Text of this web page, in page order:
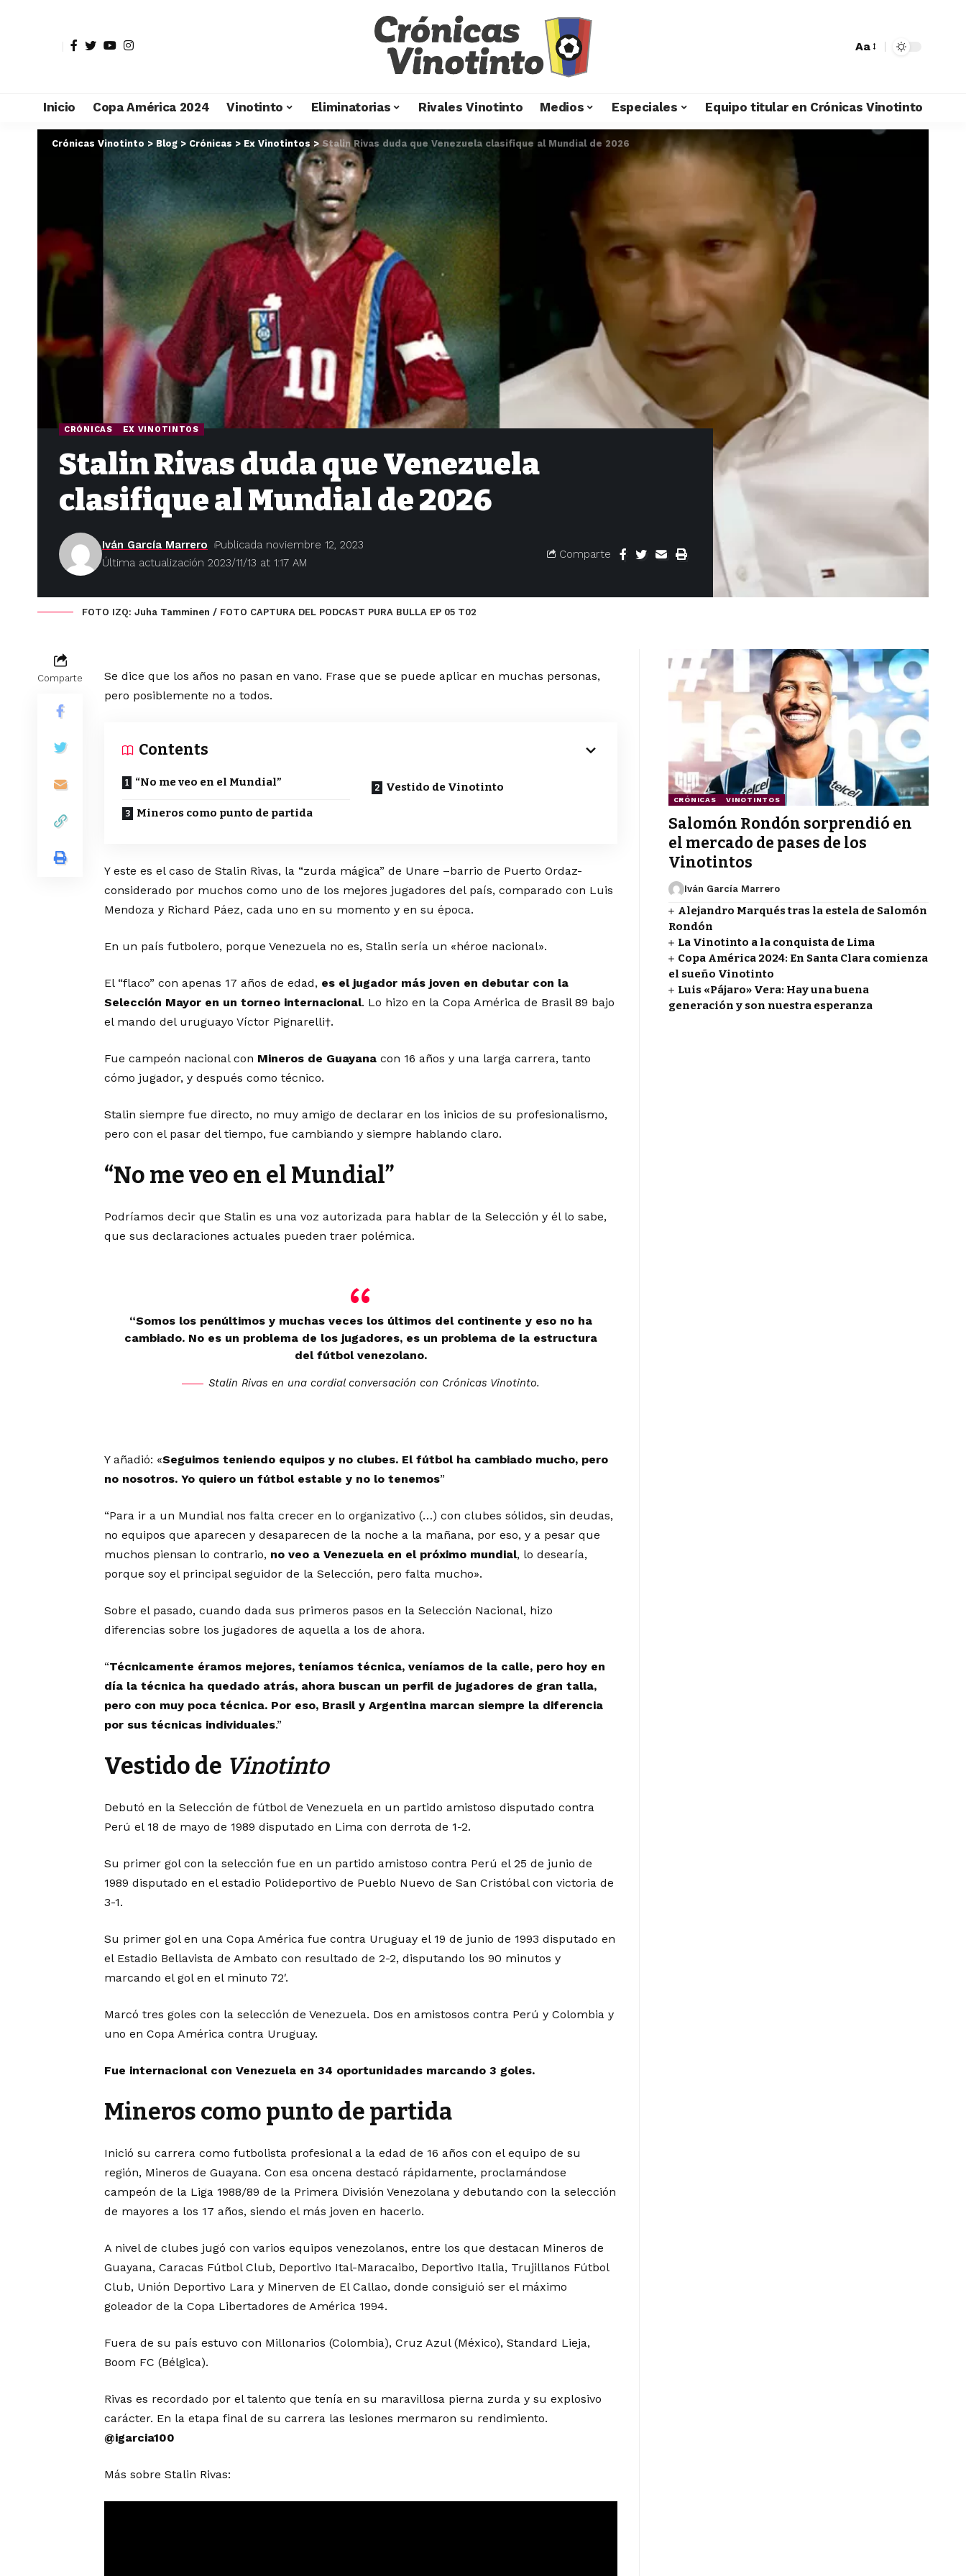
Aa
Inicio Copa América 2024 Vinotinto Eliminatorias Rivales Vinotinto Medios Especiales Equipo titular en Crónicas Vinotinto
Crónicas Vinotinto > Blog > Crónicas > Ex Vinotintos > Stalin Rivas duda que Venezuela clasifique al Mundial de 2026
CRÓNICAS EX VINOTINTOS
Stalin Rivas duda que Venezuela
clasifique al Mundial de 2026
Última actualización 2023/11/13 at 1:17 AM
Iván García Marrero Publicada noviembre 12, 2023
Comparte
FOTO IZQ: Juha Tamminen / FOTO CAPTURA DEL PODCAST PURA BULLA EP 05 T02
Comparte
Se dice que los años no pasan en vano. Frase que se puede aplicar en muchas personas,
pero posiblemente no a todos.
Contents
“No me veo en el Mundial”
Vestido de Vinotinto
Mineros como punto de partida
Y este es el caso de Stalin Rivas, la “zurda mágica” de Unare –barrio de Puerto Ordaz-
considerado por muchos como uno de los mejores jugadores del país, comparado con Luis
Mendoza y Richard Páez, cada uno en su momento y en su época.
En un país futbolero, porque Venezuela no es, Stalin sería un «héroe nacional».
El “flaco” con apenas 17 años de edad, es el jugador más joven en debutar con la
Selección Mayor en un torneo internacional. Lo hizo en la Copa América de Brasil 89 bajo
el mando del uruguayo Víctor Pignarelli†.
Fue campeón nacional con Mineros de Guayana con 16 años y una larga carrera, tanto
cómo jugador, y después como técnico.
Stalin siempre fue directo, no muy amigo de declarar en los inicios de su profesionalismo,
pero con el pasar del tiempo, fue cambiando y siempre hablando claro.
“No me veo en el Mundial”
Podríamos decir que Stalin es una voz autorizada para hablar de la Selección y él lo sabe,
que sus declaraciones actuales pueden traer polémica.
“Somos los penúltimos y muchas veces los últimos del continente y eso no ha
cambiado. No es un problema de los jugadores, es un problema de la estructura
del fútbol venezolano.
Stalin Rivas en una cordial conversación con Crónicas Vinotinto.
Y añadió: «Seguimos teniendo equipos y no clubes. El fútbol ha cambiado mucho, pero
no nosotros. Yo quiero un fútbol estable y no lo tenemos”
“Para ir a un Mundial nos falta crecer en lo organizativo (…) con clubes sólidos, sin deudas,
no equipos que aparecen y desaparecen de la noche a la mañana, por eso, y a pesar que
muchos piensan lo contrario, no veo a Venezuela en el próximo mundial, lo desearía,
porque soy el principal seguidor de la Selección, pero falta mucho».
Sobre el pasado, cuando dada sus primeros pasos en la Selección Nacional, hizo
diferencias sobre los jugadores de aquella a los de ahora.
“Técnicamente éramos mejores, teníamos técnica, veníamos de la calle, pero hoy en
día la técnica ha quedado atrás, ahora buscan un perfil de jugadores de gran talla,
pero con muy poca técnica. Por eso, Brasil y Argentina marcan siempre la diferencia
por sus técnicas individuales.”
Vestido de Vinotinto
Debutó en la Selección de fútbol de Venezuela en un partido amistoso disputado contra
Perú el 18 de mayo de 1989 disputado en Lima con derrota de 1-2.
Su primer gol con la selección fue en un partido amistoso contra Perú el 25 de junio de
1989 disputado en el estadio Polideportivo de Pueblo Nuevo de San Cristóbal con victoria de
3-1.
Su primer gol en una Copa América fue contra Uruguay el 19 de junio de 1993 disputado en
el Estadio Bellavista de Ambato con resultado de 2-2, disputando los 90 minutos y
marcando el gol en el minuto 72′.
Marcó tres goles con la selección de Venezuela. Dos en amistosos contra Perú y Colombia y
uno en Copa América contra Uruguay.
Fue internacional con Venezuela en 34 oportunidades marcando 3 goles.
Mineros como punto de partida
Inició su carrera como futbolista profesional a la edad de 16 años con el equipo de su
región, Mineros de Guayana. Con esa oncena destacó rápidamente, proclamándose
campeón de la Liga 1988/89 de la Primera División Venezolana y debutando con la selección
de mayores a los 17 años, siendo el más joven en hacerlo.
A nivel de clubes jugó con varios equipos venezolanos, entre los que destacan Mineros de
Guayana, Caracas Fútbol Club, Deportivo Ital-Maracaibo, Deportivo Italia, Trujillanos Fútbol
Club, Unión Deportivo Lara y Minerven de El Callao, donde consiguió ser el máximo
goleador de la Copa Libertadores de América 1994.
Fuera de su país estuvo con Millonarios (Colombia), Cruz Azul (México), Standard Lieja,
Boom FC (Bélgica).
Rivas es recordado por el talento que tenía en su maravillosa pierna zurda y su explosivo
carácter. En la etapa final de su carrera las lesiones mermaron su rendimiento.
@igarcia100
Más sobre Stalin Rivas:
CRÓNICAS VINOTINTOS
Salomón Rondón sorprendió en
el mercado de pases de los
Vinotintos
Iván García Marrero
Alejandro Marqués tras la estela de Salomón
Rondón
La Vinotinto a la conquista de Lima
Copa América 2024: En Santa Clara comienza
el sueño Vinotinto
Luis «Pájaro» Vera: Hay una buena
generación y son nuestra esperanza